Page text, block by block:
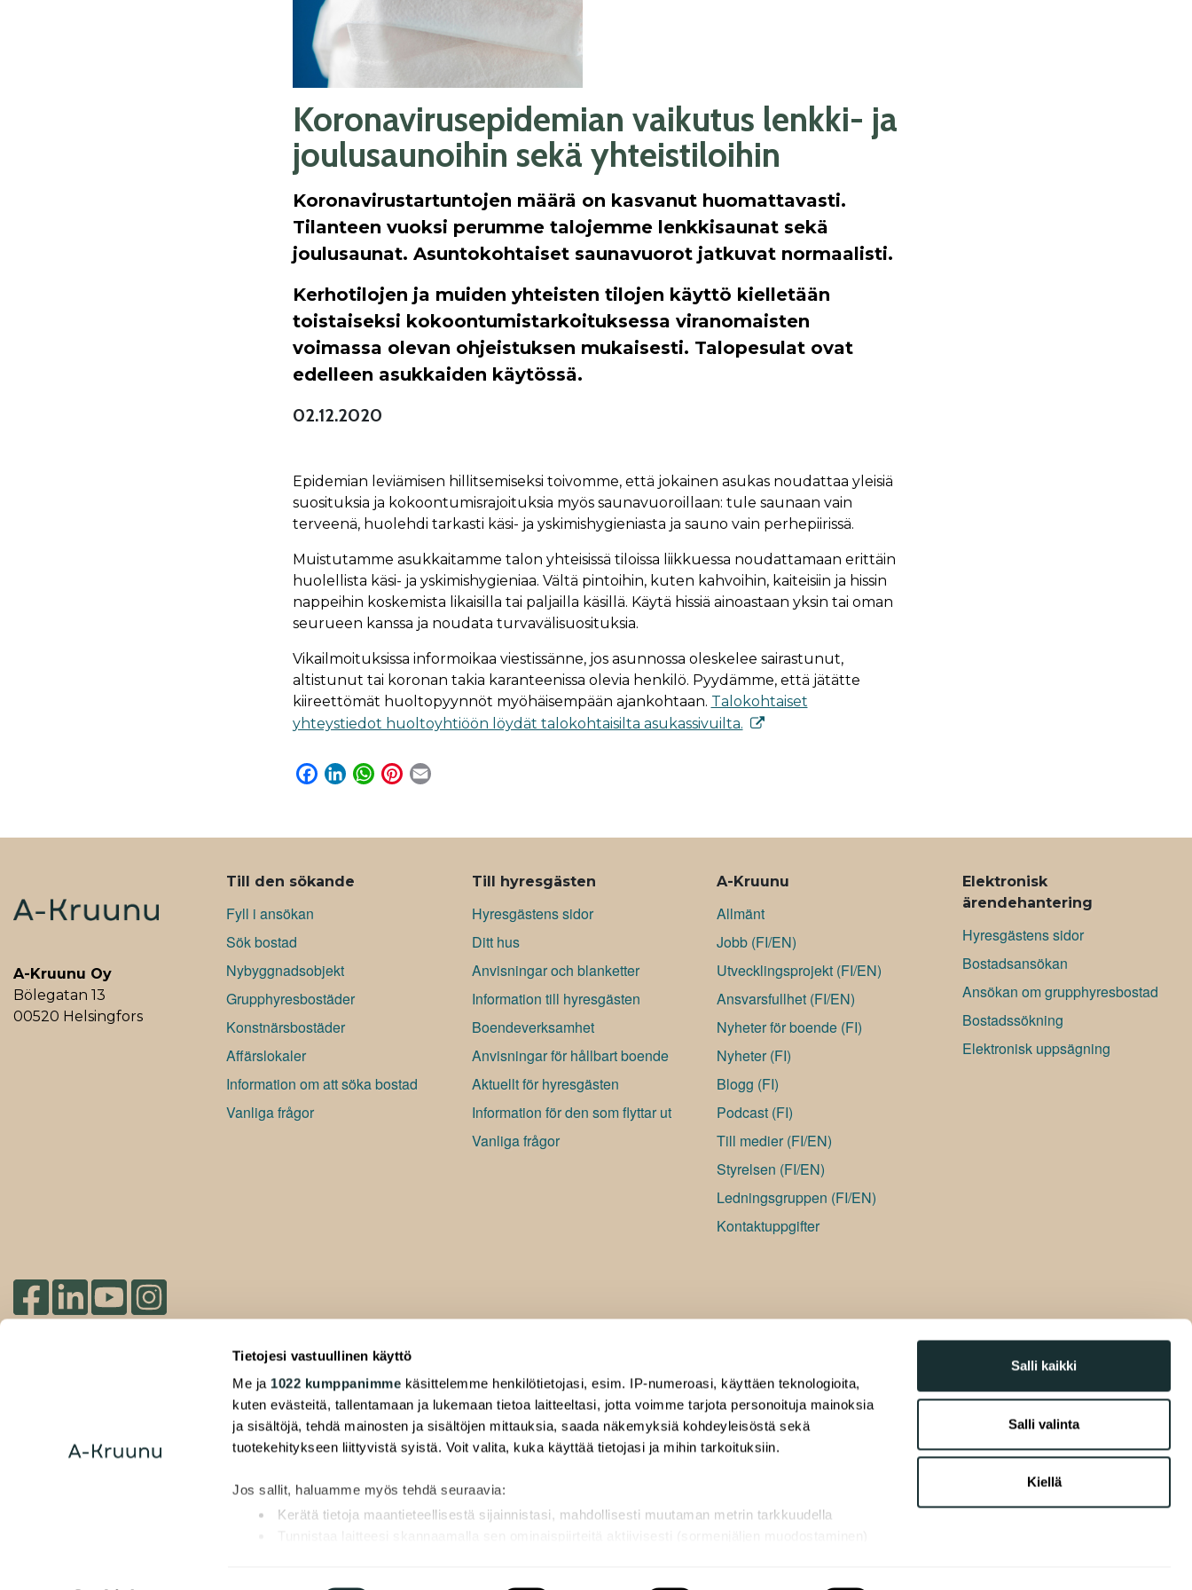
Tietojesi vastuullinen käyttö
Me ja 1022 kumppanimme käsittelemme henkilötietojasi, esim. IP-numeroasi, käyttäen teknologioita,
kuten evästeitä, tallentamaan ja lukemaan tietoa laitteeltasi, jotta voimme tarjota personoituja mainoksia
ja sisältöjä, tehdä mainosten ja sisältöjen mittauksia, saada näkemyksiä kohdeyleisöstä sekä
tuotekehitykseen liittyvistä syistä. Voit valita, kuka käyttää tietojasi ja mihin tarkoituksiin.
Jos sallit, haluamme myös tehdä seuraavia:
Kerätä tietoja maantieteellisestä sijainnistasi, mahdollisesti muutaman metrin tarkkuudella
Tunnistaa laitteesi skannaamalla sen ominaispiirteitä aktiivisesti (sormenjäljen muodostaminen)
Salli kaikki
Salli valinta
Kiellä
Koronavirusepidemian vaikutus lenkki- ja
joulusaunoihin sekä yhteistiloihin
Koronavirustartuntojen määrä on kasvanut huomattavasti.
Tilanteen vuoksi perumme talojemme lenkkisaunat sekä
joulusaunat. Asuntokohtaiset saunavuorot jatkuvat normaalisti.
Kerhotilojen ja muiden yhteisten tilojen käyttö kielletään
toistaiseksi kokoontumistarkoituksessa viranomaisten
voimassa olevan ohjeistuksen mukaisesti. Talopesulat ovat
edelleen asukkaiden käytössä.
02.12.2020
Epidemian leviämisen hillitsemiseksi toivomme, että jokainen asukas noudattaa yleisiä
suosituksia ja kokoontumisrajoituksia myös saunavuoroillaan: tule saunaan vain
terveenä, huolehdi tarkasti käsi- ja yskimishygieniasta ja sauno vain perhepiirissä.
Muistutamme asukkaitamme talon yhteisissä tiloissa liikkuessa noudattamaan erittäin
huolellista käsi- ja yskimishygieniaa. Vältä pintoihin, kuten kahvoihin, kaiteisiin ja hissin
nappeihin koskemista likaisilla tai paljailla käsillä. Käytä hissiä ainoastaan yksin tai oman
seurueen kanssa ja noudata turvavälisuosituksia.
Vikailmoituksissa informoikaa viestissänne, jos asunnossa oleskelee sairastunut,
altistunut tai koronan takia karanteenissa olevia henkilö. Pyydämme, että jätätte
kiireettömät huoltopyynnöt myöhäisempään ajankohtaan. Talokohtaiset
yhteystiedot huoltoyhtiöön löydät talokohtaisilta asukassivuilta.
F
e
o
L
k
d
W
t
P
t
E
i
A-Kruunu Oy
Bölegatan 13
00520 Helsingfors
ALAVALIKKO
Till den sökande
Fyll i ansökan
Sök bostad
Nybyggnadsobjekt
Grupphyresbostäder
Konstnärsbostäder
Affärslokaler
Information om att söka bostad
Vanliga frågor
Till hyresgästen
Hyresgästens sidor
Ditt hus
Anvisningar och blanketter
Information till hyresgästen
Boendeverksamhet
Anvisningar för hållbart boende
Aktuellt för hyresgästen
Information för den som flyttar ut
Vanliga frågor
A-Kruunu
Allmänt
Jobb (FI/EN)
Utvecklingsprojekt (FI/EN)
Ansvarsfullhet (FI/EN)
Nyheter för boende (FI)
Nyheter (FI)
Blogg (FI)
Podcast (FI)
Till medier (FI/EN)
Styrelsen (FI/EN)
Ledningsgruppen (FI/EN)
Kontaktuppgifter
Elektronisk
ärendehantering
Hyresgästens sidor
Bostadsansökan
Ansökan om grupphyresbostad
Bostadssökning
Elektronisk uppsägning
2026 Duuilo Oy – © A-Kruunu Oy –